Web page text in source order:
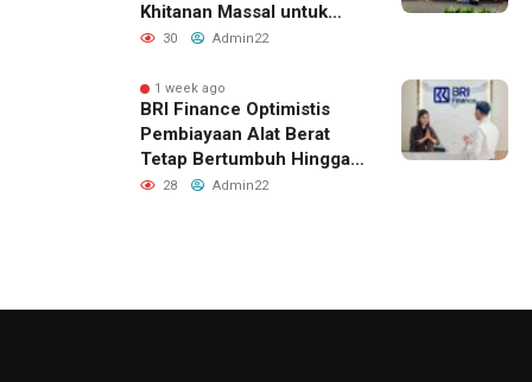
Khitanan Massal untuk
Lebih dari 2.000 Anak:
Raih Penghargaan MURI
30 Admin22
1 week ago
BRI Finance Optimistis
Pembiayaan Alat Berat
Tetap Bertumbuh Hingga
Akhir 2026
28 Admin22